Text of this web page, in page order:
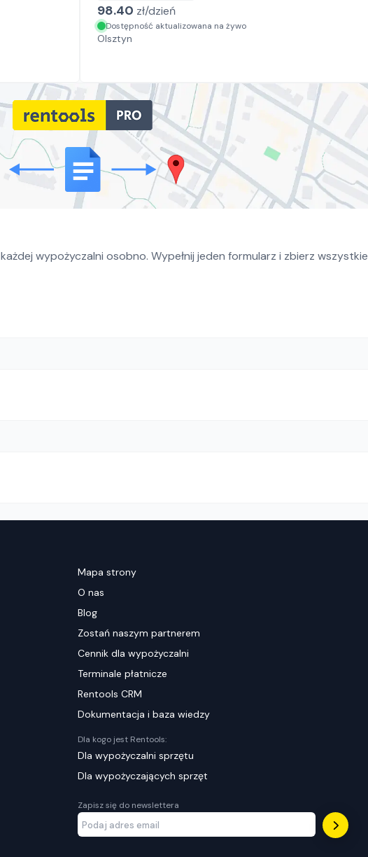
98.40 zł/dzień
Dostępność aktualizowana na żywo
Olsztyn
wypożyczalni osobno. Wypełnij jeden formularz i zbierz wszystkie
Mapa strony
O nas
Blog
Zostań naszym partnerem
Cennik dla wypożyczalni
Terminale płatnicze
Rentools CRM
Dokumentacja i baza wiedzy
Dla kogo jest Rentools:
Dla wypożyczalni sprzętu
Dla wypożyczających sprzęt
Zapisz się do newslettera